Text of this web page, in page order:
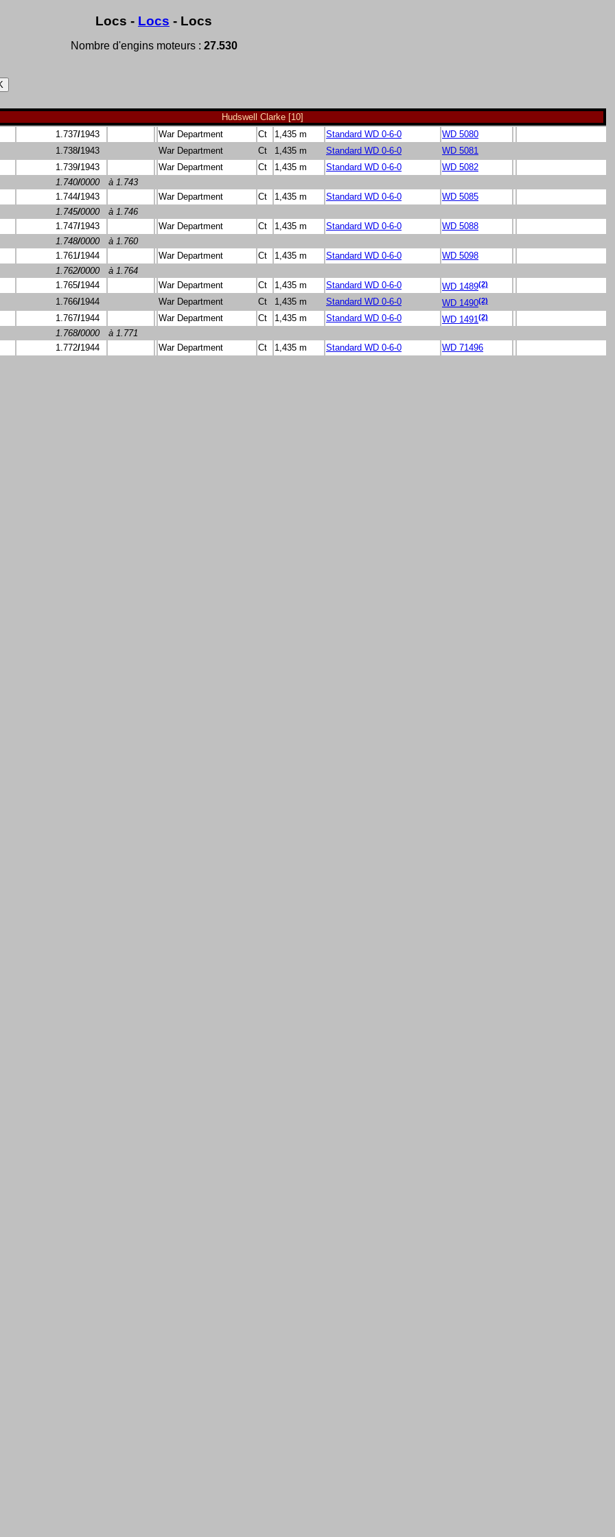
Locs - Locs - Locs
Nombre d'engins moteurs : 27.530
Hudswell Clarke [10]
1.737/1943 War Department Ct 1,435 m Standard WD 0-6-0
WD 5080
1.738/1943 War Department Ct 1,435 m Standard WD 0-6-0
WD 5081
1.739/1943 War Department Ct 1,435 m Standard WD 0-6-0
WD 5082
1.740/0000
à 1.743
1.744/1943 War Department Ct 1,435 m Standard WD 0-6-0
WD 5085
1.745/0000
à 1.746
1.747/1943 War Department Ct 1,435 m Standard WD 0-6-0
WD 5088
1.748/0000
à 1.760
1.761/1944 War Department Ct 1,435 m Standard WD 0-6-0
WD 5098
1.762/0000
à 1.764
1.765/1944 War Department Ct 1,435 m Standard WD 0-6-0 WD 1489(2)
1.766/1944 War Department Ct 1,435 m Standard WD 0-6-0 WD 1490(2)
1.767/1944 War Department Ct 1,435 m Standard WD 0-6-0 WD 1491(2)
1.768/0000
à 1.771
1.772/1944 War Department Ct 1,435 m Standard WD 0-6-0 WD 71496